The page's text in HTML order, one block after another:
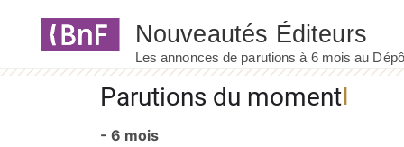
Parutions du moment
- 6 mois